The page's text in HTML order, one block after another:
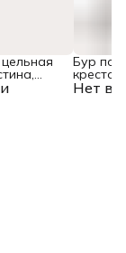
Нет в
Бур по
10x165